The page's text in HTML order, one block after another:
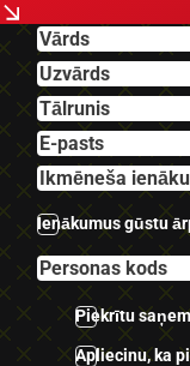
-Aizmugurējie
-Bluetooth.
U.C Ekstras.
Ienākumus gūstu
Piekrītu
Apliecinu, ka